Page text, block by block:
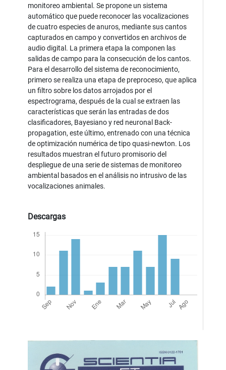
monitoreo ambiental. Se propone un sistema
automático que puede reconocer las vocalizaciones
de cuatro especies de anuros, mediante sus cantos
capturados en campo y convertidos en archivos de
audio digital. La primera etapa la componen las
salidas de campo para la consecución de los cantos.
Para el desarrollo del sistema de reconocimiento,
primero se realiza una etapa de preproceso, que aplica
un filtro sobre los datos arrojados por el
espectrograma, después de la cual se extraen las
características que serán las entradas de dos
clasificadores, Bayesiano y red neuronal Back-
propagation, este último, entrenado con una técnica
de optimización numérica de tipo quasi-newton. Los
resultados muestran el futuro promisorio del
despliegue de una serie de sistemas de monitoreo
ambiental basados en el análisis no intrusivo de las
vocalizaciones animales.
Descargas